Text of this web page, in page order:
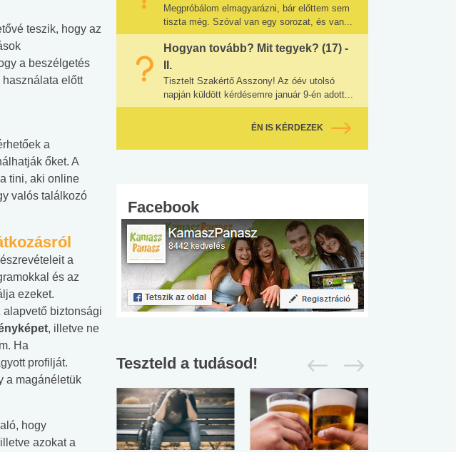
teszik, hogy az
a beszélgetés
előtt
a
őket. A
tini, aki online
valós találkozó
a
és az
ezeket.
biztonsági
, illetve ne
Ha
profilját.
a magánéletük
hogy
azokat a
Megpróbálom elmagyarázni, bár előttem sem
tiszta még. Szóval van egy sorozat, és van...
Hogyan tovább? Mit tegyek? (17) -
II.
Tisztelt Szakértő Asszony! Az óév utolsó
napján küldött kérdésemre január 9-én adott...
ÉN IS KÉRDEZEK
Facebook
Teszteld a tudásod!